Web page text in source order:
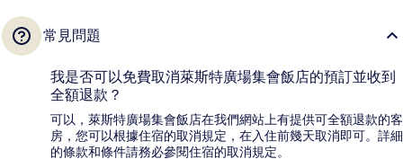
常見問題
我是否可以免費取消萊斯特廣場集會飯店的預訂並收到
全額退款？
可以，萊斯特廣場集會飯店在我們網站上有提供可全額退款的客
房，您可以根據住宿的取消規定，在入住前幾天取消即可。詳細
的條款和條件請務必參閱住宿的取消規定。